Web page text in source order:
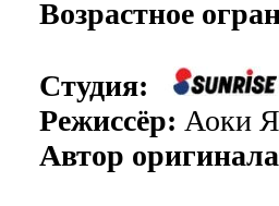
Возрастное
Студия:
Режиссёр: Аоки
Автор